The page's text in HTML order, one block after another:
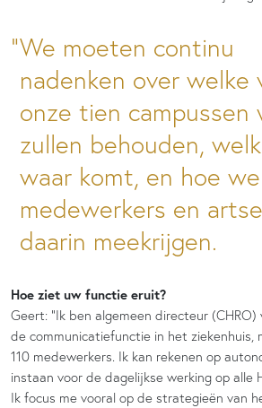
We moeten continu
nadenken over welke
onze tien campussen
zullen behouden,
waar komt, en hoe we
medewerkers en
daarin meekrijgen.
Hoe ziet uw functie eruit?
Geert: “Ik ben algemeen directeur (CHRO)
de communicatiefunctie in het ziekenhuis,
110 medewerkers. Ik kan rekenen op
instaan voor de dagelijkse werking op alle
Ik focus me vooral op de strategieën van